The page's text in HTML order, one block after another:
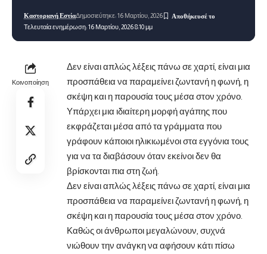
Τελευταία ενημέρωση: 16 Μαρτίου, 2026 8:10 μμ
Καστοριανή ΕστίαΔημοσιεύτηκε: 16 Μαρτίου, 2026
Κοινοποίηση
Δεν είναι απλώς λέξεις πάνω σε χαρτί, είναι μια
προσπάθεια να παραμείνει ζωντανή η φωνή, η
σκέψη και η παρουσία τους μέσα στον χρόνο.
Υπάρχει μια ιδιαίτερη μορφή αγάπης που
εκφράζεται μέσα από τα γράμματα που
γράφουν κάποιοι ηλικιωμένοι στα εγγόνια τους
για να τα διαβάσουν όταν εκείνοι δεν θα
βρίσκονται πια στη ζωή.
Δεν είναι απλώς λέξεις πάνω σε χαρτί, είναι μια
προσπάθεια να παραμείνει ζωντανή η φωνή, η
σκέψη και η παρουσία τους μέσα στον χρόνο.
Καθώς οι άνθρωποι μεγαλώνουν, συχνά
νιώθουν την ανάγκη να αφήσουν κάτι πίσω